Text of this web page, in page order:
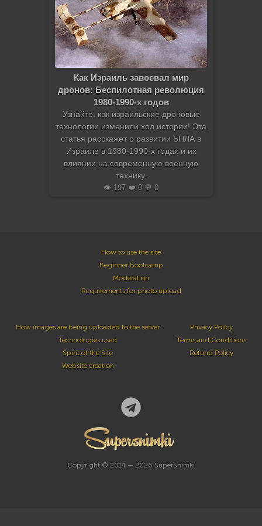
Как Израиль завоевал мир
дронов: Беспилотная революция
1980-1990-х годов
Узнайте, как израильские дроновые
технологии изменили ход истории! Эта
статья расскажет о развитии БПЛА в
Израиле в 1980-1990-х годах и их
влиянии на современную военную
технику.
👁️ 197 ❤️ 0 💬 0
How to use the site
Beginner Bootcamp
Moderation
Requirements for photo upload
How images are being uploaded to the server
Technologies used
Spirit of the Site
Website creation
Privacy Policy
Terms and Conditions
Refund Policy
Copyright © 2014 — 2026 SuperSnimki